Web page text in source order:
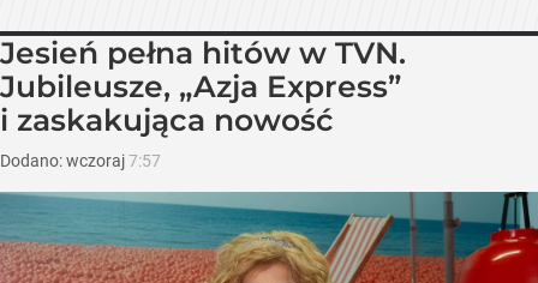
Jesień pełna hitów w TVN.
Jubileusze, „Azja Express”
i zaskakująca nowość
Dodano:wczoraj7:57